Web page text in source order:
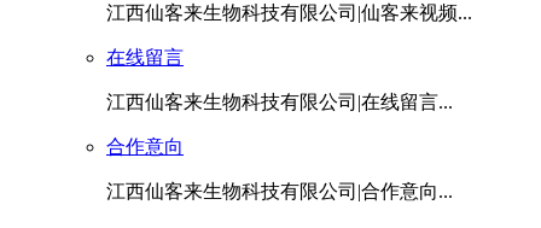
江西仙客来生物科技有限公司|仙客来视频...
在线留言
江西仙客来生物科技有限公司|在线留言...
合作意向
江西仙客来生物科技有限公司|合作意向...